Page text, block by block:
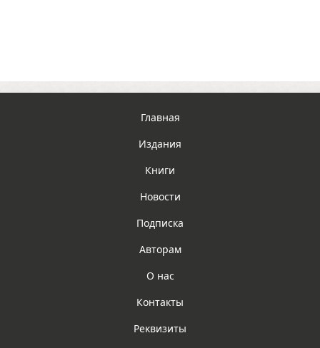
Главная
Издания
Книги
Новости
Подписка
Авторам
О нас
Контакты
Реквизиты